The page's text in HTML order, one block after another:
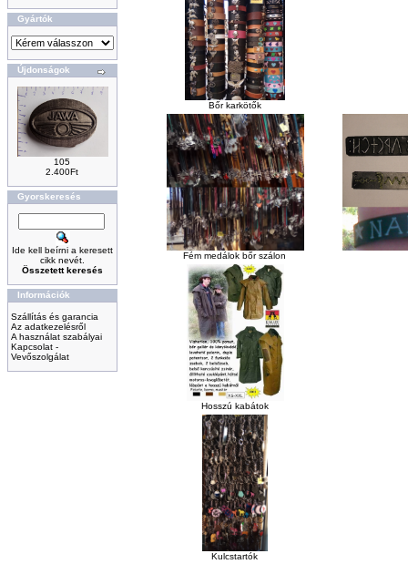
Gyártók
Újdonságok
105
2.400Ft
Gyorskeresés
Ide kell beírni a keresett
cikk nevét.
Összetett keresés
Információk
Szállítás és garancia
Az adatkezelésről
A használat szabályai
Kapcsolat -
Vevőszolgálat
Bőr karkötők
Fém medálok bőr szálon
Hosszú kabátok
Kulcstartók